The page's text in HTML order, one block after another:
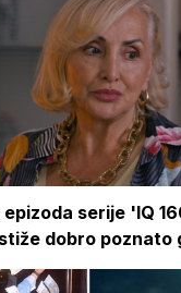
serije 'IQ
dobro poznato